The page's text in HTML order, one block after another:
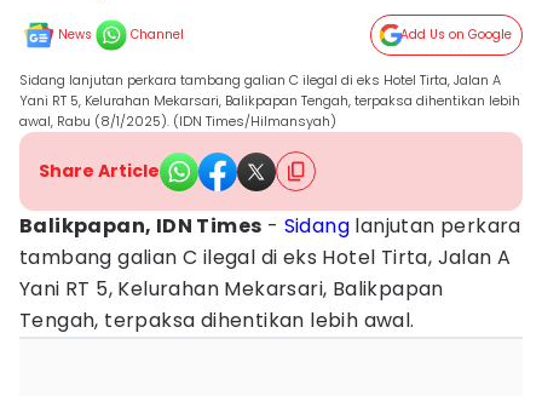
News Channel Add Us on Google
Sidang lanjutan perkara tambang galian C ilegal di eks Hotel Tirta, Jalan A
Yani RT 5, Kelurahan Mekarsari, Balikpapan Tengah, terpaksa dihentikan lebih
awal, Rabu (8/1/2025). (IDN Times/Hilmansyah)
Share Article
Balikpapan, IDN Times - Sidang lanjutan perkara
tambang galian C ilegal di eks Hotel Tirta, Jalan A
Yani RT 5, Kelurahan Mekarsari, Balikpapan
Tengah, terpaksa dihentikan lebih awal.